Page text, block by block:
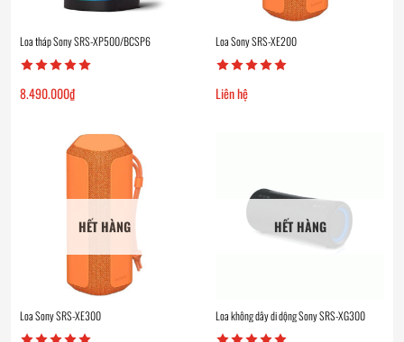
Loa tháp Sony SRS-XP500/BCSP6
8.490.000₫
Loa Sony SRS-XE200
Liên hệ
HẾT HÀNG
Loa Sony SRS-XE300
HẾT HÀNG
Loa không dây di dộng Sony SRS-XG300